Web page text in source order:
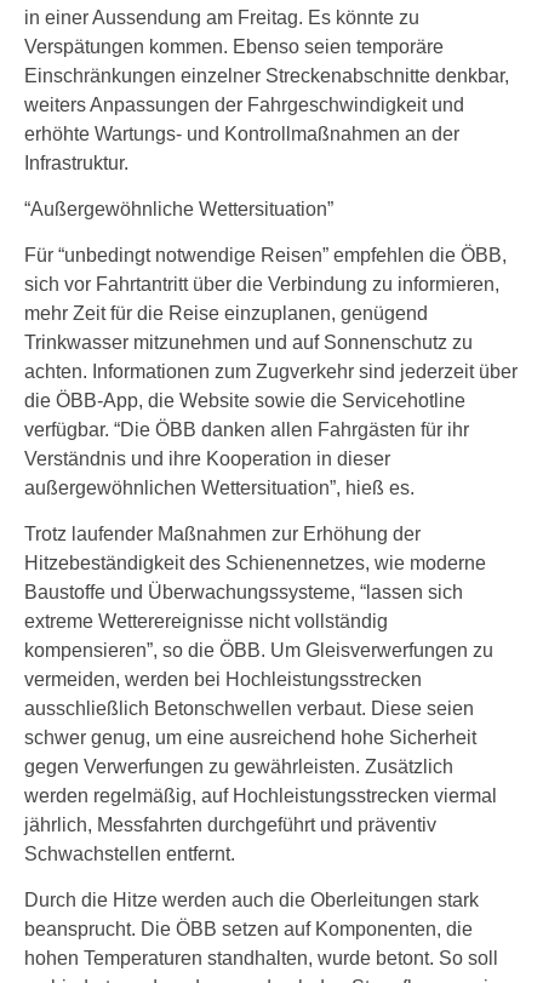
in einer Aussendung am Freitag. Es könnte zu
Verspätungen kommen. Ebenso seien temporäre
Einschränkungen einzelner Streckenabschnitte denkbar,
weiters Anpassungen der Fahrgeschwindigkeit und
erhöhte Wartungs- und Kontrollmaßnahmen an der
Infrastruktur.
“Außergewöhnliche Wettersituation”
Für “unbedingt notwendige Reisen” empfehlen die ÖBB,
sich vor Fahrtantritt über die Verbindung zu informieren,
mehr Zeit für die Reise einzuplanen, genügend
Trinkwasser mitzunehmen und auf Sonnenschutz zu
achten. Informationen zum Zugverkehr sind jederzeit über
die ÖBB-App, die Website sowie die Servicehotline
verfügbar. “Die ÖBB danken allen Fahrgästen für ihr
Verständnis und ihre Kooperation in dieser
außergewöhnlichen Wettersituation”, hieß es.
Trotz laufender Maßnahmen zur Erhöhung der
Hitzebeständigkeit des Schienennetzes, wie moderne
Baustoffe und Überwachungssysteme, “lassen sich
extreme Wetterereignisse nicht vollständig
kompensieren”, so die ÖBB. Um Gleisverwerfungen zu
vermeiden, werden bei Hochleistungsstrecken
ausschließlich Betonschwellen verbaut. Diese seien
schwer genug, um eine ausreichend hohe Sicherheit
gegen Verwerfungen zu gewährleisten. Zusätzlich
werden regelmäßig, auf Hochleistungsstrecken viermal
jährlich, Messfahrten durchgeführt und präventiv
Schwachstellen entfernt.
Durch die Hitze werden auch die Oberleitungen stark
beansprucht. Die ÖBB setzen auf Komponenten, die
hohen Temperaturen standhalten, wurde betont. So soll